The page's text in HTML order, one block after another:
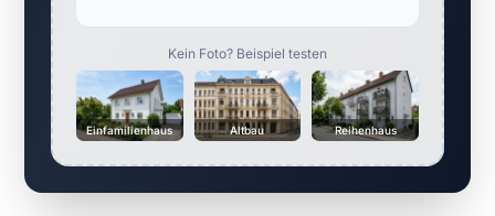
Kein Foto? Beispiel testen
Einfamilienhaus Altbau Reihenhaus